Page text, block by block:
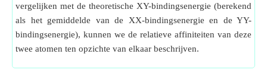
vergelijken met de theoretische XY-bindingsenergie (berekend
als het gemiddelde van de XX-bindingsenergie en de YY-
bindingsenergie), kunnen we de relatieve affiniteiten van deze
twee atomen ten opzichte van elkaar beschrijven.